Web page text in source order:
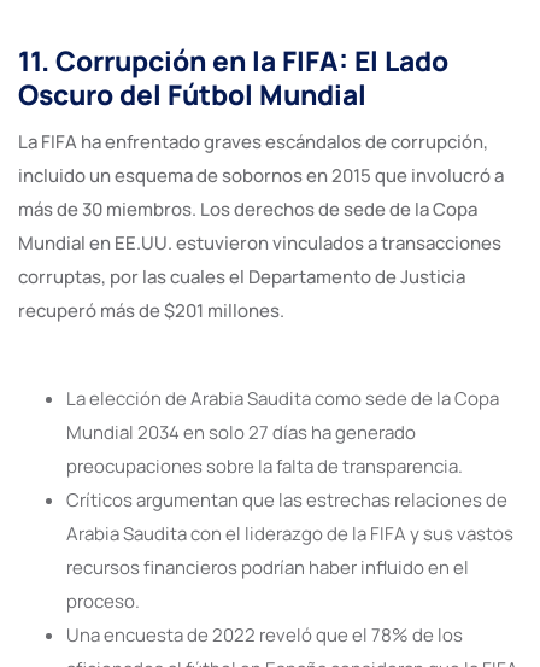
11. Corrupción en la FIFA: El Lado
Oscuro del Fútbol Mundial
La FIFA ha enfrentado graves escándalos de corrupción,
incluido un esquema de sobornos en 2015 que involucró a
más de 30 miembros. Los derechos de sede de la Copa
Mundial en EE.UU. estuvieron vinculados a transacciones
corruptas, por las cuales el Departamento de Justicia
recuperó más de $201 millones.
La elección de Arabia Saudita como sede de la Copa
Mundial 2034 en solo 27 días ha generado
preocupaciones sobre la falta de transparencia.
Críticos argumentan que las estrechas relaciones de
Arabia Saudita con el liderazgo de la FIFA y sus vastos
recursos financieros podrían haber influido en el
proceso.
Una encuesta de 2022 reveló que el 78% de los